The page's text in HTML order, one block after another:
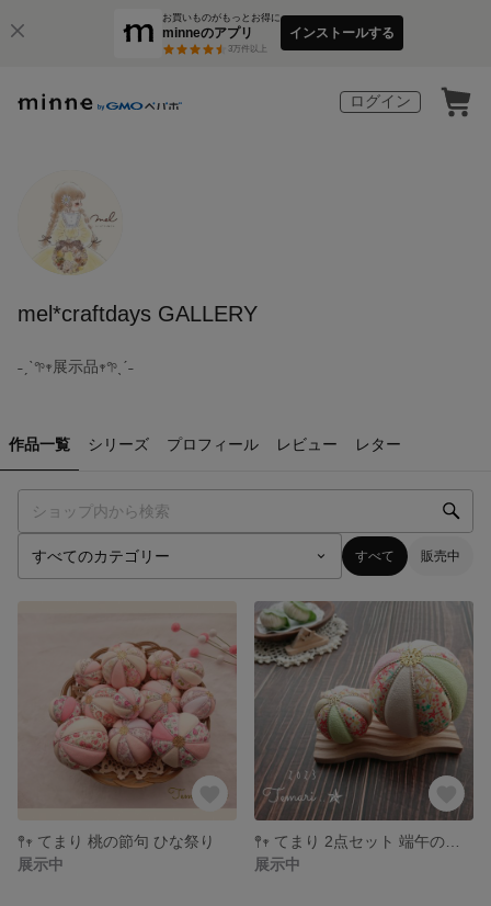
お買いものがもっとお得に
minneのアプリ
3万件以上
インストールする
ログイン
mel*craftdays GALLERY
˗ˏˋ𖧧𖥧展示品𖥧𖧧ˎˊ˗
作品一覧 シリーズ プロフィール レビュー レター
すべて 販売中
𖤣𖥧 てまり 桃の節句 ひな祭り
展示中
展示中